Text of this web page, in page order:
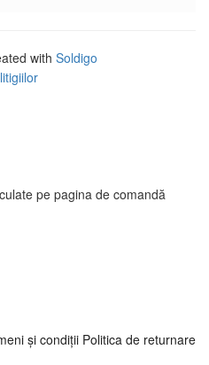
with Soldigo
pe pagina de comandă
şi condiţii Politica de returnare